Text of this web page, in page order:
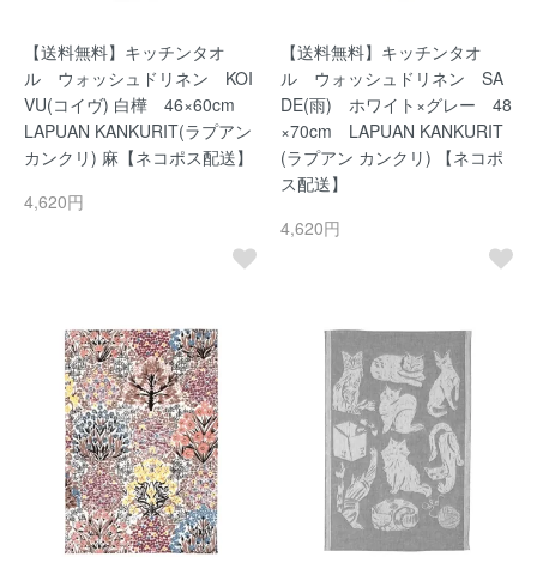
【送料無料】キッチンタオ
ル ウォッシュドリネン KOI
VU(コイヴ) 白樺 46×60cm
LAPUAN KANKURIT(ラプアン
カンクリ) 麻【ネコポス配送】
4,620円
【送料無料】キッチンタオ
ル ウォッシュドリネン SA
DE(雨) ホワイト×グレー 48
×70cm LAPUAN KANKURIT
(ラプアン カンクリ) 【ネコポ
ス配送】
4,620円